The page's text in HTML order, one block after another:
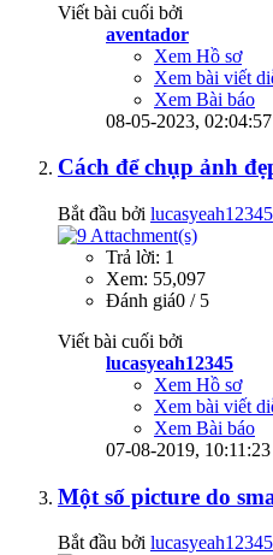
Viết bài cuối bởi
aventador
Xem Hồ sơ
Xem bài viết
Xem Bài báo
08-05-2023,
Cách để chụp ảnh
Bắt đầu bởi lucasyeah12345
Trả lời: 1
Xem: 55,097
Đánh giá0 / 5
Viết bài cuối bởi
lucasyeah12345
Xem Hồ sơ
Xem bài viết
Xem Bài báo
07-08-2019,
Một số picture do
Bắt đầu bởi lucasyeah12345